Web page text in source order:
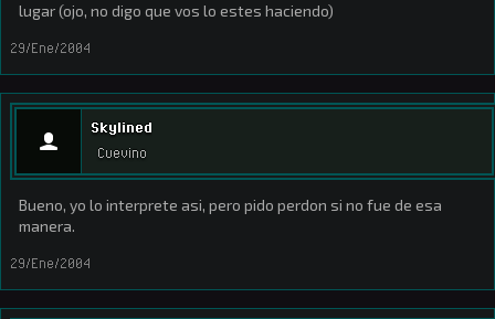
lugar (ojo, no digo que vos lo estes haciendo)
29/Ene/2004
Skylined
Cuevino
Bueno, yo lo interprete asi, pero pido perdon si no fue de esa
manera.
29/Ene/2004